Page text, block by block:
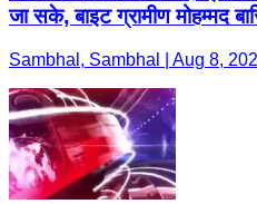
जा सके, बाइट ग्रामीण मोहम्मद
Sambhal, Sambhal | Aug 8,